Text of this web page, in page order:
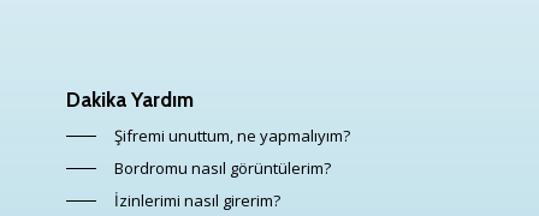
Dakika Yardım
Şifremi unuttum, ne yapmalıyım?
Bordromu nasıl görüntülerim?
İzinlerimi nasıl girerim?